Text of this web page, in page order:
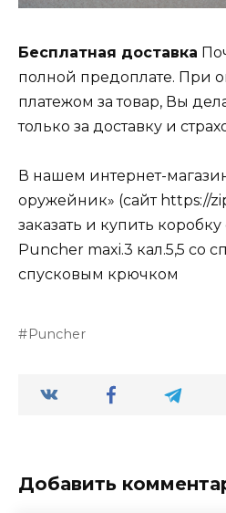
Бесплатная доставка
полной предоплате. При
платежом за товар, Вы
только за доставку и
В нашем интернет-
оружейник» (сайт https://
заказать и купить
Puncher maxi.3 кал.5,5 со
спусковым крючком
Puncher
Добавить